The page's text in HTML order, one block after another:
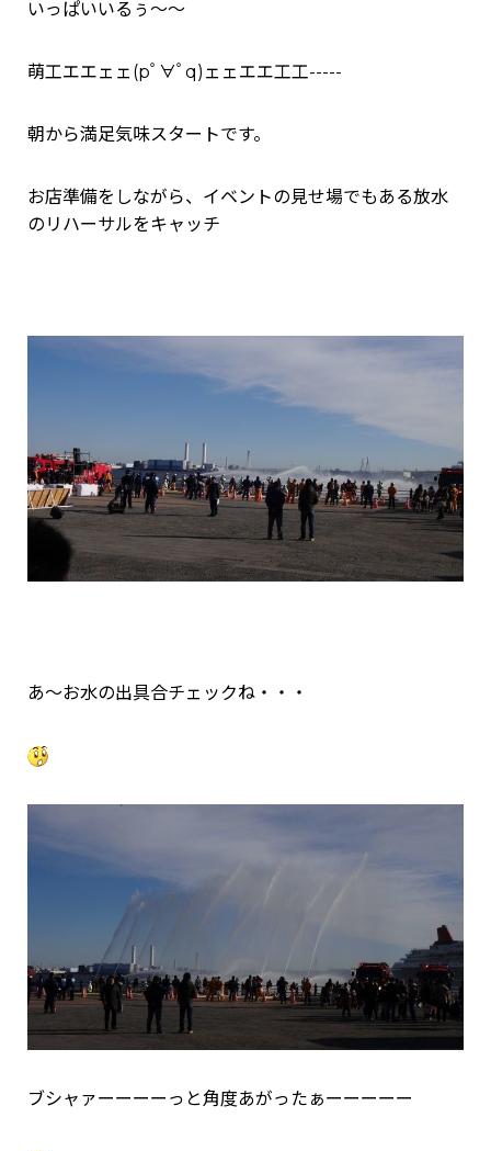
いっぱいいるぅ～～
萌工エエェェ(pﾟ∀ﾟq)ェェエエ工工-----
朝から満足気味スタートです。
お店準備をしながら、イベントの見せ場でもある放水
のリハーサルをキャッチ
あ～お水の出具合チェックね・・・
ブシャァーーーーっと角度あがったぁーーーーー